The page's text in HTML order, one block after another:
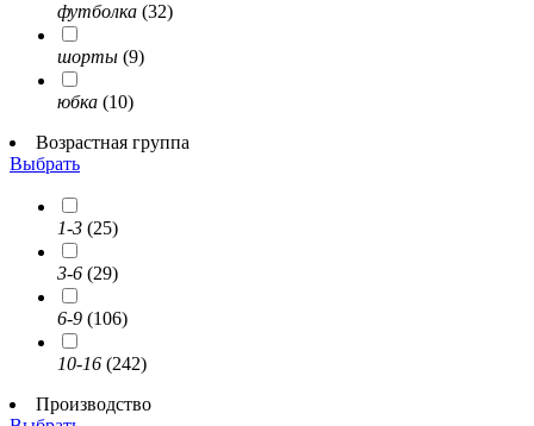
футболка (32)
шорты (9)
юбка (10)
Возрастная группа
Выбрать
1-3 (25)
3-6 (29)
6-9 (106)
10-16 (242)
Производство